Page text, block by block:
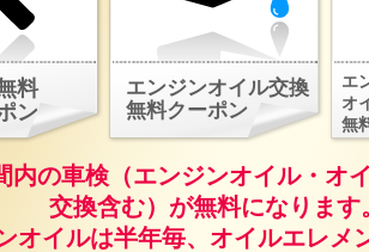
料
ン
エンジンオイル交換
無料クーポン
エ
オ
無
内の車検（エンジンオイル・オ
交換含む）が無料になります
オイルは半年毎、オイルエレメ